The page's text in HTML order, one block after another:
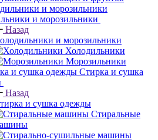
и морозильники
Назад
и морозильники
Холодильники
Морозильники
Стирка и сушка
Назад
и сушка одежды
Стиральные